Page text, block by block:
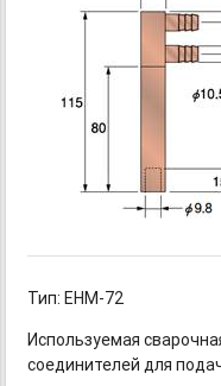
Тип: EHM-72
Используемая
соединителей для